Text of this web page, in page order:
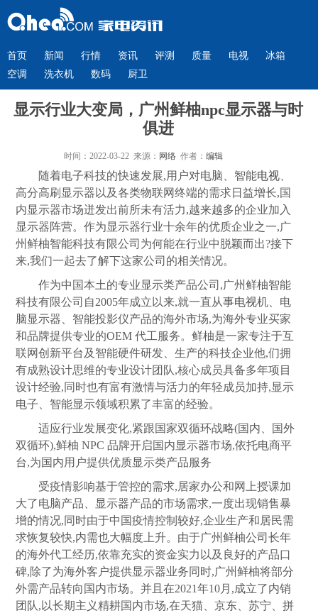
首页 新闻 行情 资讯 评测 质量 电视
冰箱
空调
洗衣机 数码 厨卫
显示行业大变局，广州鲜柚npc显示器与时
俱进
时间：2022-03-22 来源： 网络作者： 编辑
随着电子科技的快速发展,用户对电脑、智能电视
高分高刷显示器以及各类物联网终端的需求日益增长,国
内显示器市场迸发出前所未有活力,越来越多的企业加入
显示器阵营。作为显示器行业十余年的优质企业之一,广
州鲜柚智能科技有限公司为何能在行业中脱颖而出?接下
来,我们一起去了解下这家公司的相关情况。
作为中国本土的专业显示类产品公司,广州鲜柚智能
科技有限公司自2005年成立以来,就一直从事电视机、电
脑显示器、智能投影仪产品的海外市场,为海外专业买家
和品牌提供专业的OEM 代工服务。鲜柚是一家专注于互
联网创新平台及智能硬件研发、生产的科技企业他,们拥
有成熟设计思维的专业设计团队,核心成员具备多年项目
设计经验,同时也有富有激情与活力的年轻成员加持,显示
电子、智能显示领域积累了丰富的经验。
适应行业发展变化,紧跟国家双循环战略(国内、国外
双循环),鲜柚 NPC 品牌开启国内显示器市场,依托电商平
台,为国内用户提供优质显示类产品服务
受疫情影响基于管控的需求,居家办公和网上授课加
大了电脑产品、显示器产品的市场需求,一度出现销售暴
增的情况,同时由于中国疫情控制较好,企业生产和居民需
求恢复较快,内需也大幅度上升。由于广州鲜柚公司长年
的海外代工经历,依靠充实的资金实力以及良好的产品口
碑,除了为海外客户提供显示器业务同时,广州鲜柚将部分
外需产品转向国内市场。并且在2021年10月,成立了内销
团队,以长期主义精耕国内市场,在天猫、京东、苏宁、拼